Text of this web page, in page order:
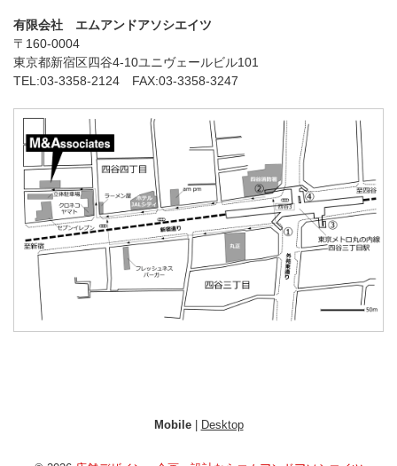
有限会社 エムアンドアソシエイツ
〒160-0004
東京都新宿区四谷4-10ユニヴェールビル101
TEL:03-3358-2124 FAX:03-3358-3247
Mobile| Desktop